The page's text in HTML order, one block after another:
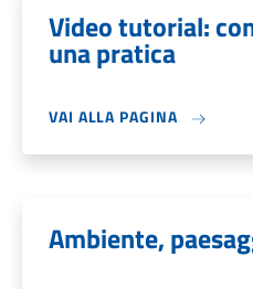
Video tutorial:
una pratica
VAI ALLA PAGINA
Ambiente,